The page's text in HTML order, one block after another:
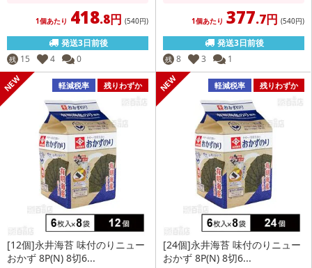
1個あたり 418.8円 (540円)
発送3日前後
残 15 4 0
1個あたり 377.7円 (540円)
発送3日前後
残 8 3 1
軽減税率 残りわずか
[12個]永井海苔 味付のりニュー
おかず 8P(N) 8切6...
軽減税率 残りわずか
[24個]永井海苔 味付のりニュー
おかず 8P(N) 8切6...